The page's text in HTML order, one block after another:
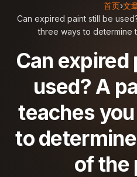
首页›文
Can expired paint still be
three ways to determine
Can
used? A
teaches
to
of the